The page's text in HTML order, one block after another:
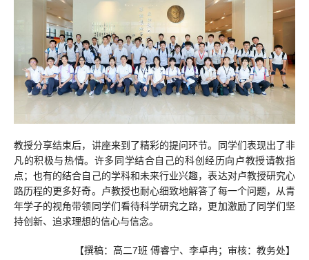
教授分享结束后，讲座来到了精彩的提问环节。同学们表现出了非
凡的积极与热情。许多同学结合自己的科创经历向卢教授请教指
点；也有的结合自己的学科和未来行业兴趣，表达对卢教授研究心
路历程的更多好奇。卢教授也耐心细致地解答了每一个问题，从青
年学子的视角带领同学们看待科学研究之路，更加激励了同学们坚
持创新、追求理想的信心与信念。
【撰稿：高二7班 傅睿宁、李卓冉；审核：教务处】